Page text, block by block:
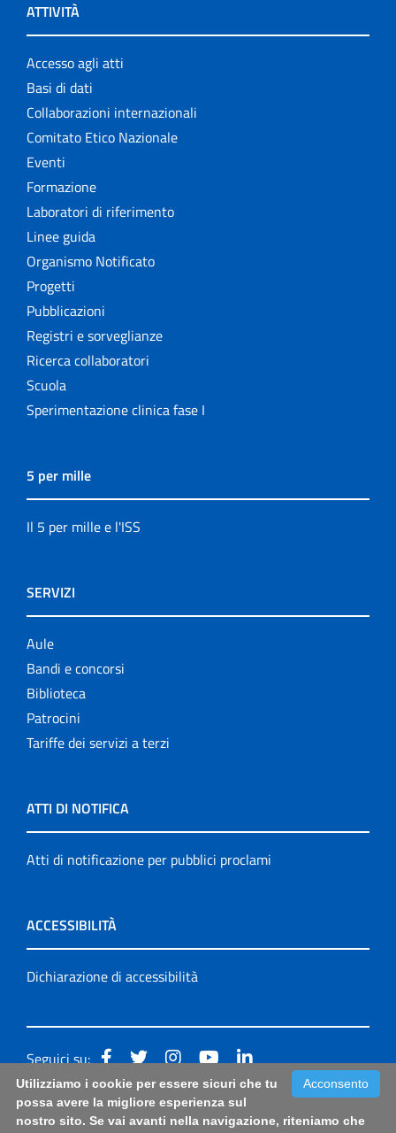
ATTIVITÀ
Accesso agli atti
Basi di dati
Collaborazioni internazionali
Comitato Etico Nazionale
Eventi
Formazione
Laboratori di riferimento
Linee guida
Organismo Notificato
Progetti
Pubblicazioni
Registri e sorveglianze
Ricerca collaboratori
Scuola
Sperimentazione clinica fase I
5 per mille
Il 5 per mille e l'ISS
SERVIZI
Aule
Bandi e concorsi
Biblioteca
Patrocini
Tariffe dei servizi a terzi
ATTI DI NOTIFICA
Atti di notificazione per pubblici proclami
ACCESSIBILITÀ
Dichiarazione di accessibilità
Seguici su:
Accessibilità: form di segnalazione di prima istanza per
questa pagina|Note Legali | Sitemap
Acconsento
Utilizziamo i cookie per essere sicuri che tu
possa avere la migliore esperienza sul
nostro sito. Se vai avanti nella navigazione, riteniamo che